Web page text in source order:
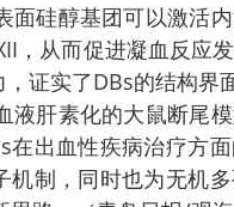
面硅醇基团可以激活
，从而促进凝血反应
证实了DBs的结构界
液肝素化的大鼠断尾
在出血性疾病治疗方
机制，同时也为无机